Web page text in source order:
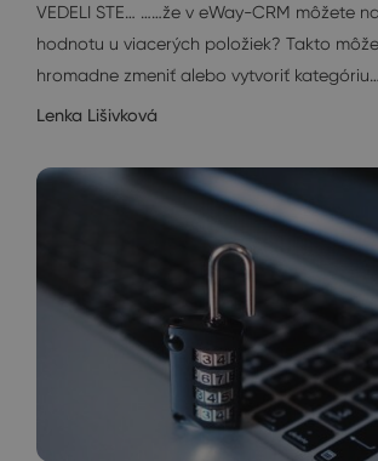
VEDELI STE… ……že v eWay-CRM môžete
hodnotu u viacerých položiek? Takto
hromadne zmeniť alebo vytvoriť kategóriu…
Lenka Lišivková